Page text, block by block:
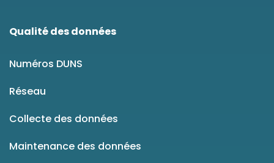
Qualité des données
Numéros DUNS
Réseau
Collecte des données
Maintenance des données